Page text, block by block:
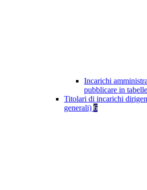
Incarichi
pubblicare in
Titolari di incarichi
generali) 6